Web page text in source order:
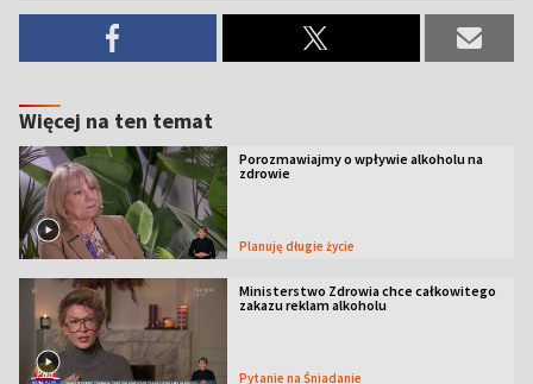
Więcej na ten temat
Porozmawiajmy o wpływie alkoholu na
zdrowie
Planuję długie życie
Ministerstwo Zdrowia chce całkowitego
zakazu reklam alkoholu
Pytanie na Śniadanie